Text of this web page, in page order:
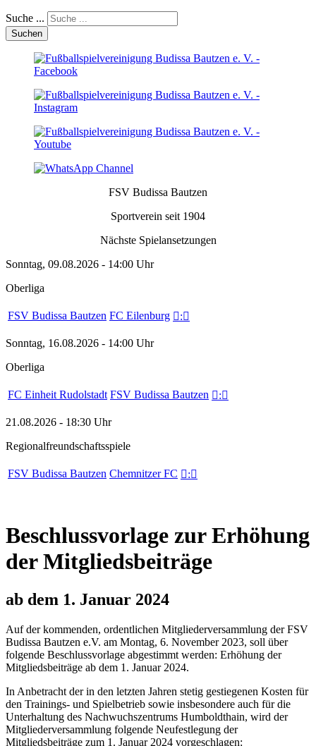
Suche ...
Suchen
FSV Budissa Bautzen
Sportverein seit 1904
Nächste Spielansetzungen
Sonntag, 09.08.2026 - 14:00 Uhr
Oberliga
FSV Budissa Bautzen FC Eilenburg :
Sonntag, 16.08.2026 - 14:00 Uhr
Oberliga
FC Einheit Rudolstadt FSV Budissa Bautzen :
21.08.2026 - 18:30 Uhr
Regionalfreundschaftsspiele
FSV Budissa Bautzen Chemnitzer FC :
Beschlussvorlage zur Erhöhung
der Mitgliedsbeiträge
ab dem 1. Januar 2024
Auf der kommenden, ordentlichen Mitgliederversammlung der FSV
Budissa Bautzen e.V. am Montag, 6. November 2023, soll über
folgende Beschlussvorlage abgestimmt werden: Erhöhung der
Mitgliedsbeiträge ab dem 1. Januar 2024.
In Anbetracht der in den letzten Jahren stetig gestiegenen Kosten für
den Trainings- und Spielbetrieb sowie insbesondere auch für die
Unterhaltung des Nachwuchszentrums Humboldthain, wird der
Mitgliederversammlung folgende Neufestlegung der
Mitgliedsbeiträge zum 1. Januar 2024 vorgeschlagen: